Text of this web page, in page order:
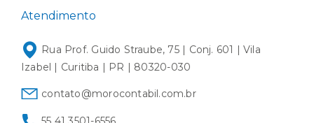
Atendimento
Rua Prof. Guido Straube, 75 | Conj. 601 | Vila
Izabel | Curitiba | PR | 80320-030
contato@morocontabil.com.br